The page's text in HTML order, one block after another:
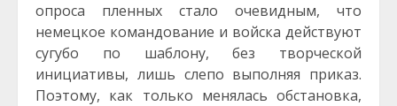
опроса пленных стало очевидным, что
немецкое командование и войска действуют
сугубо по шаблону, без творческой
инициативы, лишь слепо выполняя приказ.
Поэтому, как только менялась обстановка,